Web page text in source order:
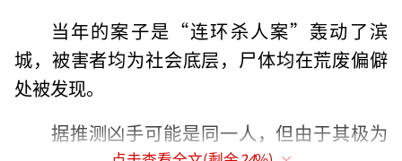
当年的案子是“连环杀人案”轰动了滨
城，被害者均为社会底层，尸体均在荒废偏僻
处被发现。
据推测凶手可能是同一人，但由于其极为